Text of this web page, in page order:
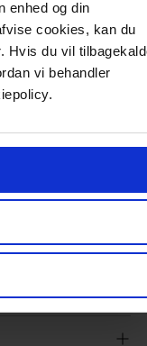
enhed og din
cookies, kan du
Hvis du vil
vi behandler
S/32
S/32